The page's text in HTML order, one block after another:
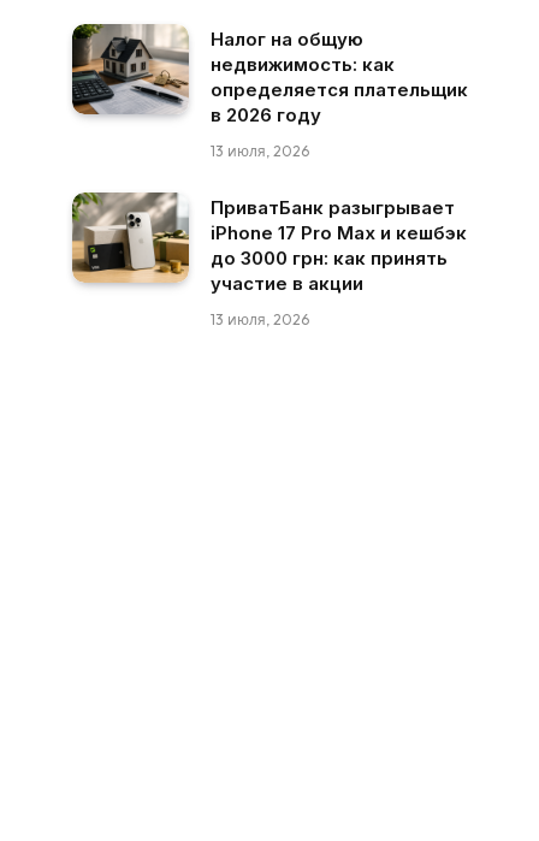
Налог на общую
недвижимость: как
определяется плательщик
в 2026 году
13 июля, 2026
ПриватБанк разыгрывает
iPhone 17 Pro Max и кешбэк
до 3000 грн: как принять
участие в акции
13 июля, 2026